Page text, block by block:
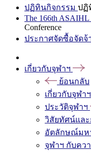
ปฏิทินกิจกรรม ปฏิ
The 166th ASAIHL
Conference
ประกาศจัดซื้อจัดจ้
เกี่ยวกับจุฬาฯ
ย้อนกลับ
เกี่ยวกับจุฬาฯ
ประวัติจุฬาฯ
วิสัยทัศน์แล
อัตลักษณ์มห
จุฬาฯ กับคว